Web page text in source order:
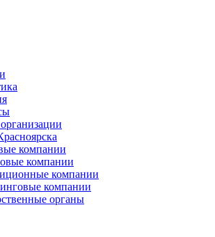
компании
компании
компании
компании
органы